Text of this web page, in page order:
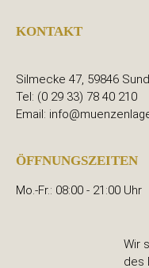
KONTAKT
Silmecke 47, 59846
Tel: (0 29 33) 78 40 210
Email:
ÖFFNUNGSZEITEN
Mo.-Fr.: 08:00 - 21:00 Uhr
Wir
des